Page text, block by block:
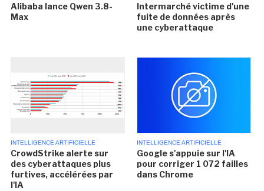
Alibaba lance Qwen 3.8-
Max
Intermarché victime d'une
fuite de données après
une cyberattaque
INTELLIGENCE ARTIFICIELLE
CrowdStrike alerte sur
des cyberattaques plus
furtives, accélérées par
l'IA
INTELLIGENCE ARTIFICIELLE
Google s'appuie sur l'IA
pour corriger 1 072 failles
dans Chrome